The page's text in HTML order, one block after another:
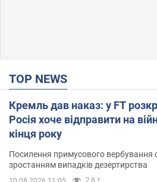
TOP NEWS
Кремль дав наказ: у FT
Росія хоче відправити на
кінця року
Посилення примусового вербування
зростанням випадків дезертирства
2,8 т.